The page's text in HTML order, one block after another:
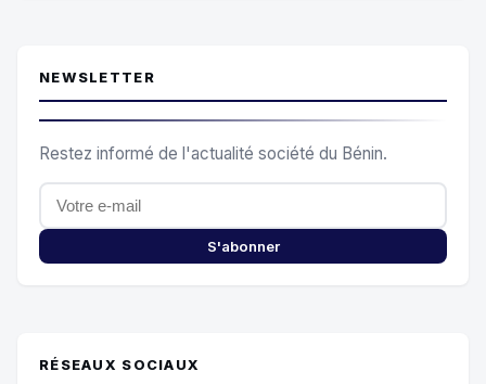
NEWSLETTER
Restez informé de l'actualité société du Bénin.
S'abonner
RÉSEAUX SOCIAUX